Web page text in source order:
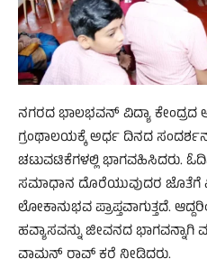
ನಗರದ ಭಾಲಭವನ್ ವಿದ್ಯಾ ಕೇಂದ್ರದ
ಗ್ರಂಥಾಲಯಕ್ಕೆ ಅರ್ಧ ದಿನದ
ಚಟುವಟಿಕೆಗಳಲ್ಲಿ ಭಾಗವಹಿಸಿದರು.
ಸಮಾಧಾನ ದೊರೆಯುವುದರ ಜೊತೆಗೆ
ಲೋಕಾನುಭವ ಪ್ರಾಪ್ತವಾಗುತ್ತದೆ.
ಹವ್ಯಾಸವನ್ನು ಜೀವನದ ಭಾಗವನ್ನಾಗಿ
ವಾಮನ್ ರಾವ್ ಕರೆ ನೀಡಿದರು.